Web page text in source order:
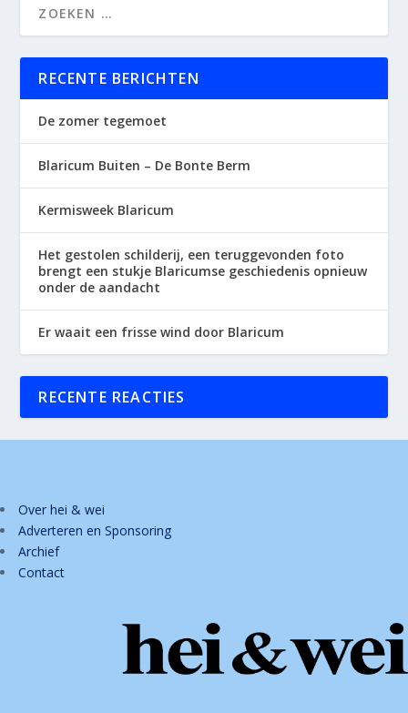
RECENTE BERICHTEN
De zomer tegemoet
Blaricum Buiten – De Bonte Berm
Kermisweek Blaricum
Het gestolen schilderij, een teruggevonden foto
brengt een stukje Blaricumse geschiedenis opnieuw
onder de aandacht
Er waait een frisse wind door Blaricum
RECENTE REACTIES
Over hei & wei
Adverteren en Sponsoring
Archief
Contact